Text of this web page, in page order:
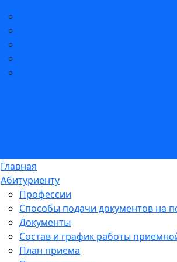
Главная
Абитуриенту
Профессии
Способы подачи документов на
Документы
Состав и график работы
План приема